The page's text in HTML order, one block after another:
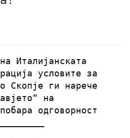
Италијанската
условите за
Скопје ги нарече
на
одговорност